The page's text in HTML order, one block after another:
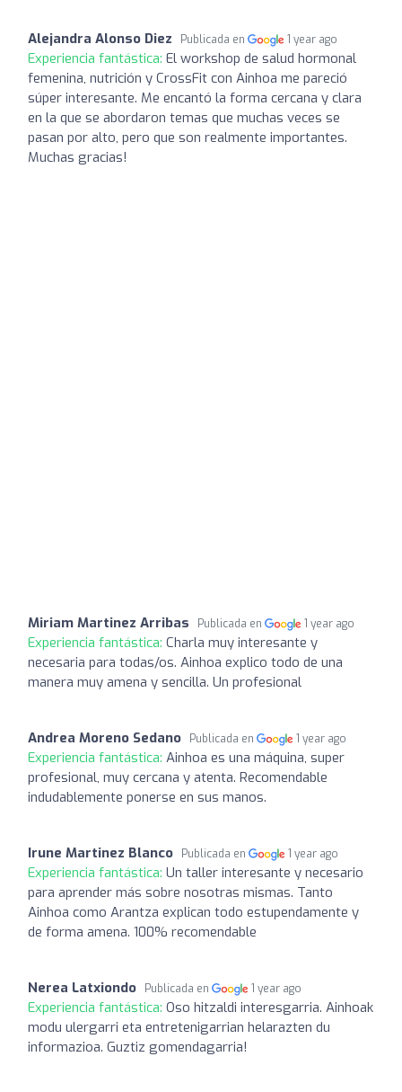
Alejandra Alonso Diez Publicada en 1 year ago
Experiencia fantástica: El workshop de salud hormonal
femenina, nutrición y CrossFit con Ainhoa me pareció
súper interesante. Me encantó la forma cercana y clara
en la que se abordaron temas que muchas veces se
pasan por alto, pero que son realmente importantes.
Muchas gracias!
Miriam Martinez Arribas Publicada en 1 year ago
Experiencia fantástica: Charla muy interesante y
necesaria para todas/os. Ainhoa explico todo de una
manera muy amena y sencilla. Un profesional
Andrea Moreno Sedano Publicada en 1 year ago
Experiencia fantástica: Ainhoa es una máquina, super
profesional, muy cercana y atenta. Recomendable
indudablemente ponerse en sus manos.
Irune Martinez Blanco Publicada en 1 year ago
Experiencia fantástica: Un taller interesante y necesario
para aprender más sobre nosotras mismas. Tanto
Ainhoa como Arantza explican todo estupendamente y
de forma amena. 100% recomendable
Nerea Latxiondo Publicada en 1 year ago
Experiencia fantástica: Oso hitzaldi interesgarria. Ainhoak
modu ulergarri eta entretenigarrian helarazten du
informazioa. Guztiz gomendagarria!